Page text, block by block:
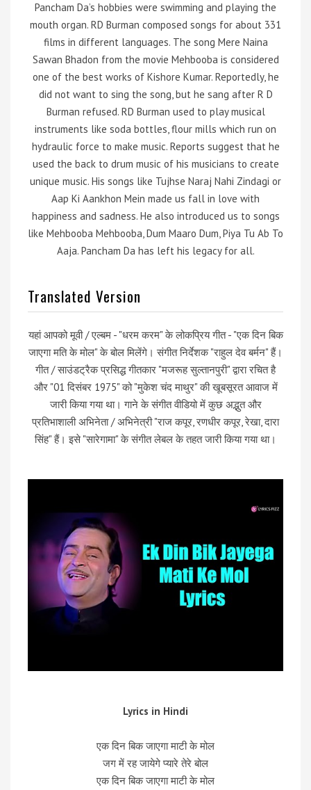
Pancham Da’s hobbies were swimming and playing the
mouth organ. RD Burman composed songs for about 331
films in different languages. The song Mere Naina
Sawan Bhadon from the movie Mehbooba is considered
one of the best works of Kishore Kumar. Reportedly, he
did not want to sing the song, but he sang after R D
Burman refused. RD Burman used to play musical
instruments like soda bottles, flour mills which run on
hydraulic force to make music. Reports suggest that he
used the back to drum music of his musicians to create
unique music. His songs like Tujhse Naraj Nahi Zindagi or
Aap Ki Aankhon Mein made us fall in love with
happiness and sadness. He also introduced us to songs
like Mehbooba Mehbooba, Dum Maaro Dum, Piya Tu Ab To
Aaja. Pancham Da has left his legacy for all.
Translated Version
यहां आपको मूवी / एल्बम - "धरम करम" के लोकप्रिय गीत - "एक दिन बिक
जाएगा मति के मोल" के बोल मिलेंगे। संगीत निर्देशक "राहुल देव बर्मन" हैं।
गीत / साउंडट्रैक प्रसिद्ध गीतकार "मजरूह सुल्तानपुरी" द्वारा रचित है
और "01 दिसंबर 1975" को "मुकेश चंद माथुर" की खूबसूरत आवाज में
जारी किया गया था। गाने के संगीत वीडियो में कुछ अद्भुत और
प्रतिभाशाली अभिनेता / अभिनेत्री "राज कपूर, रणधीर कपूर, रेखा, दारा
सिंह" हैं। इसे "सारेगामा" के संगीत लेबल के तहत जारी किया गया था।
Lyrics in Hindi
एक दिन बिक जाएगा माटी के मोल
जग में रह जायेगे प्यारे तेरे बोल
एक दिन बिक जाएगा माटी के मोल